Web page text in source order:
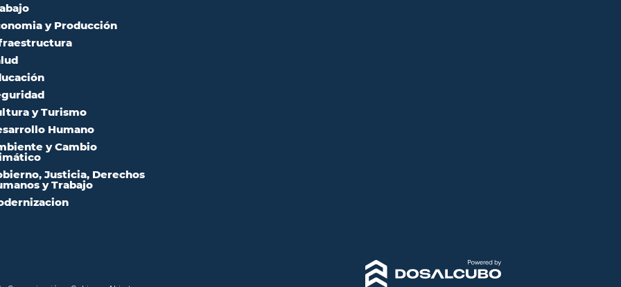
y Producción
y Turismo
Humano
y Cambio
Justicia, Derechos
y Trabajo